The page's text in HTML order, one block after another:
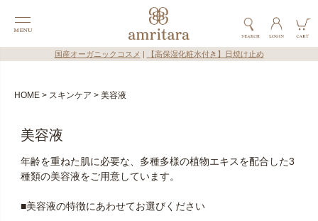
国産オーガニックコスメ 【高保湿化粧水付き】日焼け止め
HOME スキンケア 美容液
美容液
年齢を重ねた肌に必要な、多種多様の植物エキスを配合した3
種類の美容液をご用意しています。
■美容液の特徴にあわせてお選びください